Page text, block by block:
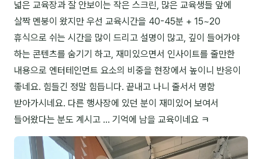
온라인강의 NEW
📈 B2B 마케팅
🤖 AI 실무
🧭 기획·전략
강사
김종혁
넓은 교육장과 잘 안보이는 작은 스크린, 많은 교육생들 앞에
살짝 멘붕이 왔지만 우선 교육시간을 40-45분 + 15~20
휴식으로 쉬는 시간을 많이 드리고 설명이 많고, 깊이 들어가야
하는 콘텐츠를 숨기기 하고, 재미있으면서 인사이트를 줄만한
내용으로 엔터테인먼트 요소의 비중을 현장에서 높이니 반응이
좋네요. 힘들긴 정말 힘듭니다. 끝내고 나니 줄서서 명함
받아가시네요. 다른 행사장에 있던 분이 재미있어 보여서
들어왔다는 분도 계시고 ... 기억에 남을 교육이네요 ㅋ